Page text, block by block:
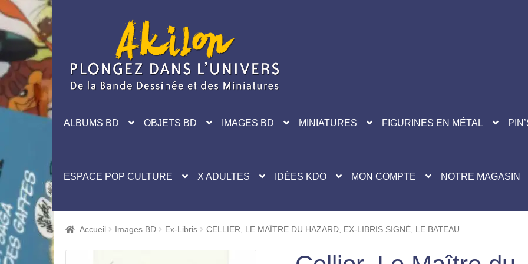
navigation
ALBUMS BD OBJETS BD IMAGES BD MINIATURES FIGURINES EN MÉTAL
ESPACE POP CULTURE X ADULTES IDÉES KDO MON COMPTE NOTRE MAGASIN
Accueil Images BD Ex-Libris CELLIER, LE MAÎTRE DU HAZARD, EX-LIBRIS SIGNÉ, LE BATEAU